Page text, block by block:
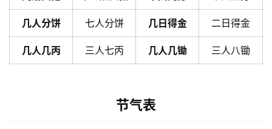
几人分饼 七人分饼 几日得金 二日得金
几人几丙 三人七丙 几人几锄 三人八锄
节气表